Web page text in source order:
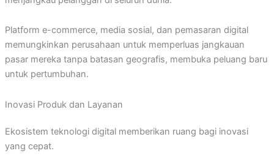
Platform e-commerce, media sosial, dan pemasaran digital
memungkinkan perusahaan untuk memperluas jangkauan
pasar mereka tanpa batasan geografis, membuka peluang baru
untuk pertumbuhan.
Inovasi Produk dan Layanan
Ekosistem teknologi digital memberikan ruang bagi inovasi
yang cepat.